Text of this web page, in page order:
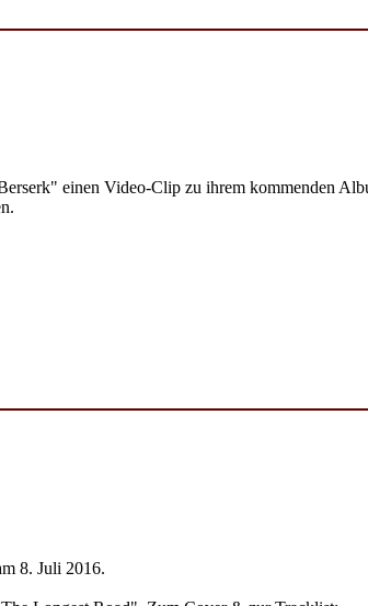
einen Video-Clip zu ihrem kommenden
8. Juli 2016.